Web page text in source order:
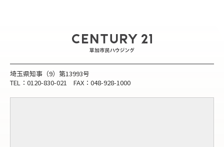
埼玉県知事（9）第13993号
TEL：0120-830-021 FAX：048-928-1000